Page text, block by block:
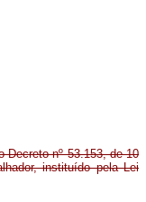
Decreto nº 53.153, de 10
instituído pela Lei